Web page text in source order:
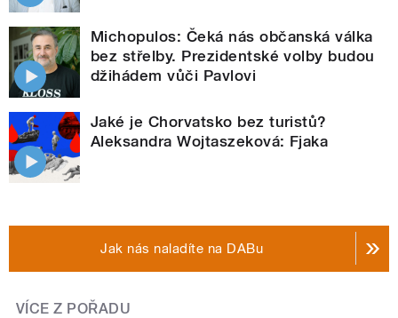
Michopulos: Čeká nás občanská válka
bez střelby. Prezidentské volby budou
džihádem vůči Pavlovi
Jaké je Chorvatsko bez turistů?
Aleksandra Wojtaszeková: Fjaka
Jak nás naladíte na DABu
VÍCE Z POŘADU